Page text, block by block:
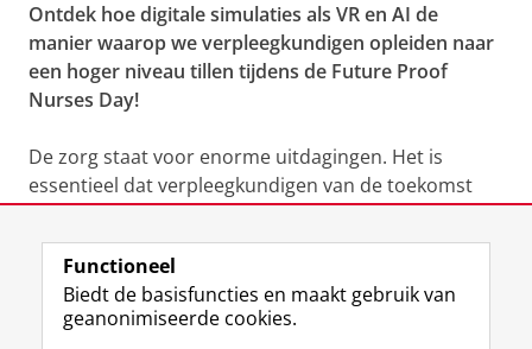
Ontdek hoe digitale simulaties als VR en AI de
manier waarop we verpleegkundigen opleiden naar
een hoger niveau tillen tijdens de Future Proof
Nurses Day!
De zorg staat voor enorme uitdagingen. Het is
essentieel dat verpleegkundigen van de toekomst
goed voorbereid zijn. Hoe zorg je ervoor dat zij de
juiste kennis en vaardigheden opdoen in een steeds
veranderende en complexere zorgomgeving?
Meer informatie
Functioneel
Biedt de basisfuncties en maakt gebruik van
geanonimiseerde cookies.